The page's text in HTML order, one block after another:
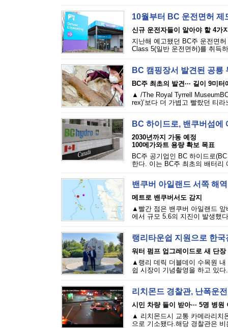
10월부터 BC 운전면허
신규 운전자들이 알아야 할 4가
지난해 예고됐던 BC주 운전면
Class 5(일반 운전면허)를 취득
BC 캠핑장서 발견된 공룡
BC주 최초의 발견··· 길이 9미
▲ /The Royal Tyrrell
rex)’보다 더 가볍고 빨랐던 티
BC 하이드로, 밴쿠버섬
2030년까지 가동 예정
100메가와트 용량 확보 목표
BC주 공기업인 BC 하이드로
한다. 이는 BC주 최초의 배터리
밴쿠버 아일랜드 서쪽 해
메트로 밴쿠버서도 감지
▲빨간 점은 밴쿠버 아일랜드 앞
에서 규모 5.6의 지진이 발생했
랭리타운쉽 지원으로 한
워터 펌프 업그레이드로 새 단장
▲랭리 데릭 더블데이 수목원 내
쉽 시장이 기념촬영을 하고 있
리치몬드 경찰관, 난폭운
시민 차량 들이 받아··· 5명 병
▲ 리치몬드시 교통 카메라리치
으로 기소됐다.해당 경찰관은